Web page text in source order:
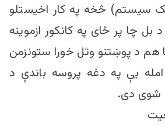
سیستم) څخه په کار اخیستلو
بل چا پر ځای په کانکور ازموینه
هم د پوښتنو وتل خورا ستونزمن
یې په دغه پروسه باندې د
شوی دی.